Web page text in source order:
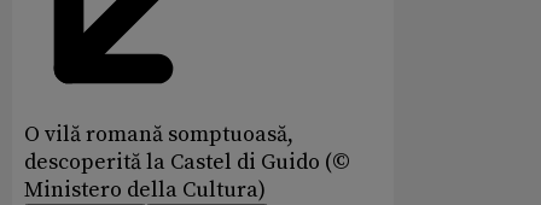
O vilă romană somptuoasă,
descoperită la Castel di Guido (©
Ministero della Cultura)